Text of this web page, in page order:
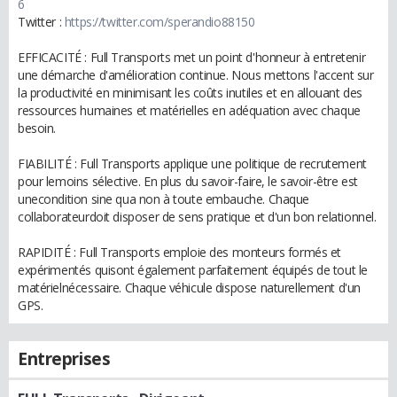
6
Twitter : https://twitter.com/sperandio88150
EFFICACITÉ : Full Transports met un point d'honneur à entretenir
une démarche d'amélioration continue. Nous mettons l'accent sur
la productivité en minimisant les coûts inutiles et en allouant des
ressources humaines et matérielles en adéquation avec chaque
besoin.
FIABILITÉ : Full Transports applique une politique de recrutement
pour lemoins sélective. En plus du savoir-faire, le savoir-être est
unecondition sine qua non à toute embauche. Chaque
collaborateurdoit disposer de sens pratique et d'un bon relationnel.
RAPIDITÉ : Full Transports emploie des monteurs formés et
expérimentés quisont également parfaitement équipés de tout le
matérielnécessaire. Chaque véhicule dispose naturellement d'un
GPS.
Entreprises